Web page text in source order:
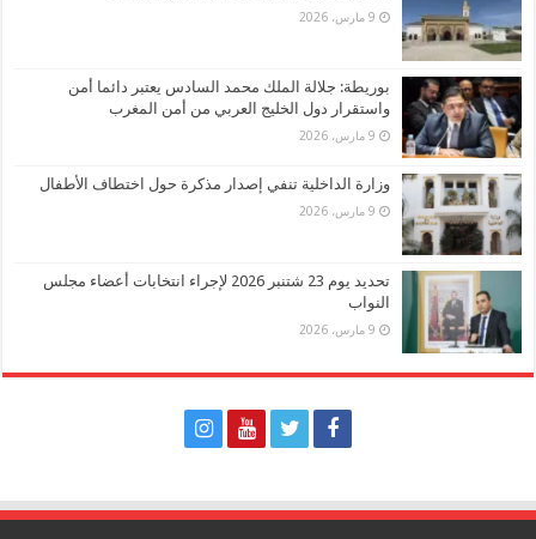
9 مارس، 2026
بوريطة: جلالة الملك محمد السادس يعتبر دائما أمن
واستقرار دول الخليج العربي من أمن المغرب
9 مارس، 2026
وزارة الداخلية تنفي إصدار مذكرة حول اختطاف الأطفال
9 مارس، 2026
تحديد يوم 23 شتنبر 2026 لإجراء انتخابات أعضاء مجلس
النواب
9 مارس، 2026